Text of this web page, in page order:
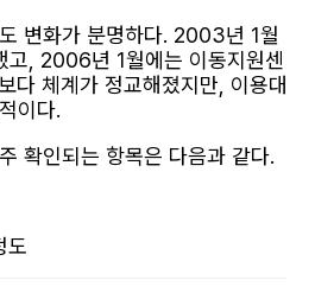
변화가 분명하다. 2003년 1월
고, 2006년 1월에는 이동지원센
다 체계가 정교해졌지만, 이용대
이다.
확인되는 항목은 다음과 같다.
도